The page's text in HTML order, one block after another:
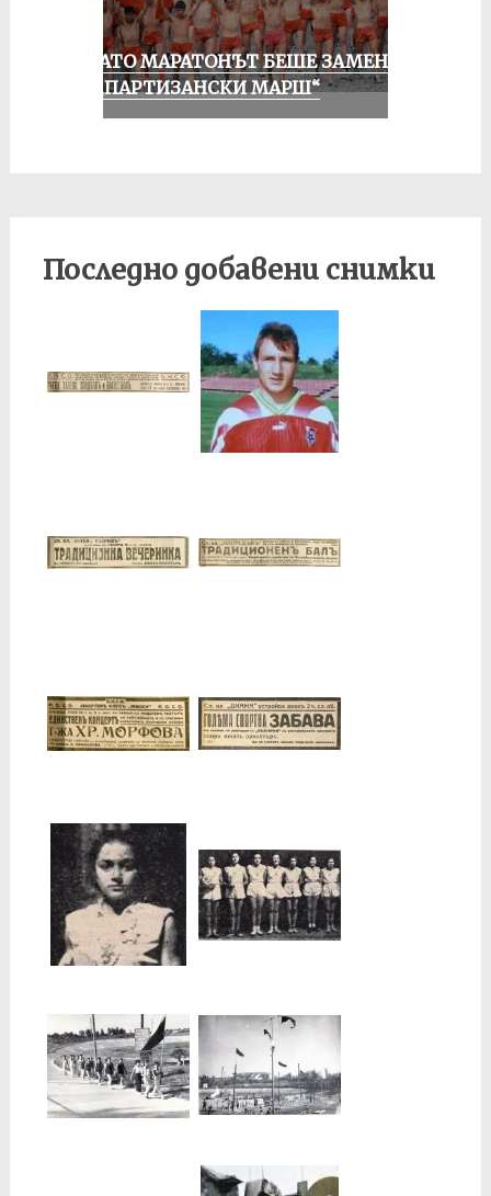
КОГАТО МАРАТОНЪТ БЕШЕ ЗАМЕНЕН
ОТ „ПАРТИЗАНСКИ МАРШ“
Последно добавени снимки